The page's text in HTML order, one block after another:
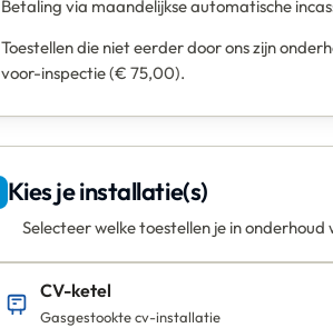
Betaling via maandelijkse automatische
Toestellen die niet eerder door ons zijn
voor-inspectie (€ 75,00).
Kies je installatie(s)
Selecteer welke toestellen je in
CV-ketel
Gasgestookte cv-installatie